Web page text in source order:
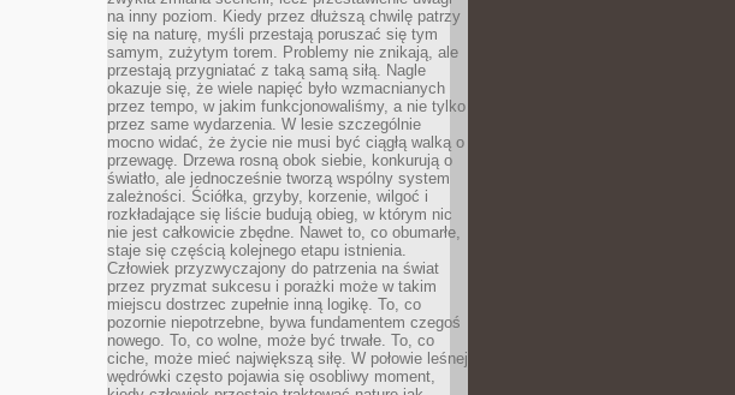
na inny poziom. Kiedy przez dłuższą chwilę patrzy
się na naturę, myśli przestają poruszać się tym
samym, zużytym torem. Problemy nie znikają, ale
przestają przygniatać z taką samą siłą. Nagle
okazuje się, że wiele napięć było wzmacnianych
przez tempo, w jakim funkcjonowaliśmy, a nie tylko
przez same wydarzenia. W lesie szczególnie
mocno widać, że życie nie musi być ciągłą walką o
przewagę. Drzewa rosną obok siebie, konkurują o
światło, ale jednocześnie tworzą wspólny system
zależności. Ściółka, grzyby, korzenie, wilgoć i
rozkładające się liście budują obieg, w którym nic
nie jest całkowicie zbędne. Nawet to, co obumarłe,
staje się częścią kolejnego etapu istnienia.
Człowiek przyzwyczajony do patrzenia na świat
przez pryzmat sukcesu i porażki może w takim
miejscu dostrzec zupełnie inną logikę. To, co
pozornie niepotrzebne, bywa fundamentem czegoś
nowego. To, co wolne, może być trwałe. To, co
ciche, może mieć największą siłę. W połowie leśnej
wędrówki często pojawia się osobliwy moment,